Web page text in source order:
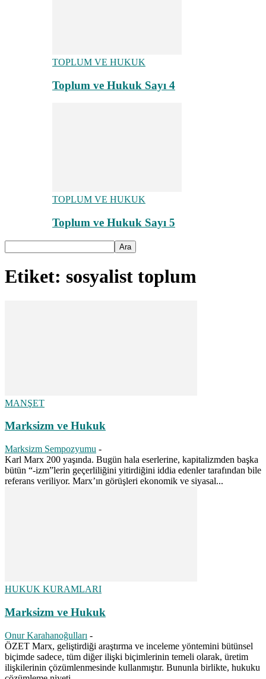
TOPLUM VE HUKUK
Toplum ve Hukuk Sayı 4
TOPLUM VE HUKUK
Toplum ve Hukuk Sayı 5
Etiket: sosyalist toplum
MANŞET
Marksizm ve Hukuk
Marksizm Sempozyumu -
Karl Marx 200 yaşında. Bugün hala eserlerine, kapitalizmden başka
bütün “-izm”lerin geçerliliğini yitirdiğini iddia edenler tarafından bile
referans veriliyor. Marx’ın görüşleri ekonomik ve siyasal...
HUKUK KURAMLARI
Marksizm ve Hukuk
Onur Karahanoğulları -
ÖZET Marx, geliştirdiği araştırma ve inceleme yöntemini bütünsel
biçimde sadece, tüm diğer ilişki biçimlerinin temeli olarak, üretim
ilişkilerinin çözümlenmesinde kullanmıştır. Bununla birlikte, hukuku